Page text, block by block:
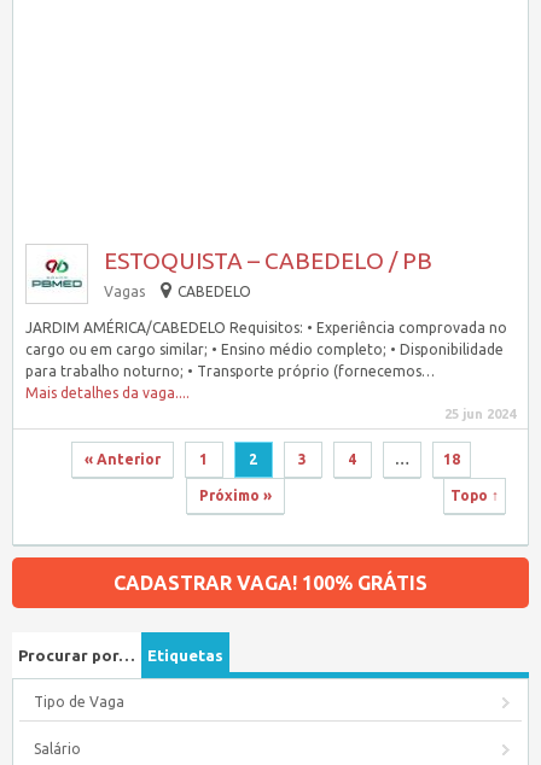
ESTOQUISTA – CABEDELO / PB
Vagas CABEDELO
JARDIM AMÉRICA/CABEDELO Requisitos: • Experiência comprovada no
cargo ou em cargo similar; • Ensino médio completo; • Disponibilidade
para trabalho noturno; • Transporte próprio (fornecemos…
Mais detalhes da vaga....
25 jun 2024
« Anterior 1 2 3 4 … 18
Próximo » Topo ↑
CADASTRAR VAGA! 100% GRÁTIS
Procurar por… Etiquetas
Tipo de Vaga
Salário